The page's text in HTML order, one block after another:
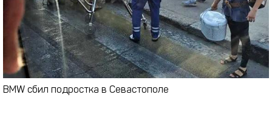
BMW сбил подростка в Севастополе